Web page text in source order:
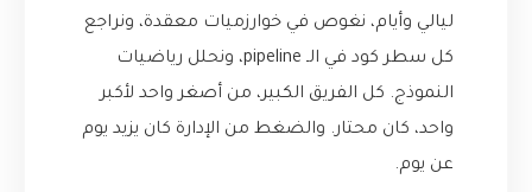
ليالي وأيام، نغوص في خوارزميات معقدة، ونراجع
كل سطر كود في الـ pipeline، ونحلل رياضيات
النموذج. كل الفريق الكبير، من أصغر واحد لأكبر
واحد، كان محتار. والضغط من الإدارة كان يزيد يوم
عن يوم.